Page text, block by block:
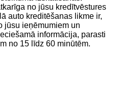
no jūsu kredītvēstures
auto kreditēšanas likme ir,
jūsu ieņēmumiem un
informācija, parasti
no 15 līdz 60 minūtēm.